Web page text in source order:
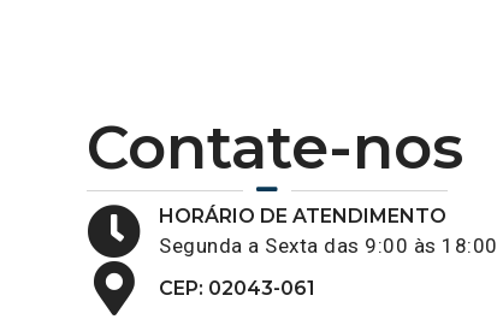
Contate-nos
HORÁRIO DE ATENDIMENTO
Segunda a Sexta das 9:00 às 18:00
CEP: 02043-061